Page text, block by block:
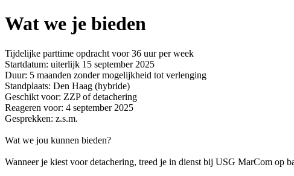
Wat we je bieden
Tijdelijke parttime opdracht voor 36 uur per week
Startdatum: uiterlijk 15 september 2025
Duur: 5 maanden zonder mogelijkheid tot verlenging
Standplaats: Den Haag (hybride)
Geschikt voor: ZZP of detachering
Reageren voor: 4 september 2025
Gesprekken: z.s.m.
Wat we jou kunnen bieden?
Wanneer je kiest voor detachering, treed je in dienst bij USG MarCom op